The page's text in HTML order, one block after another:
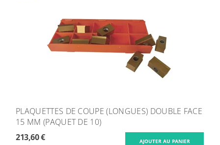
PLAQUETTES DE COUPE (LONGUES) DOUBLE FACE
15 MM (PAQUET DE 10)
213,60 €